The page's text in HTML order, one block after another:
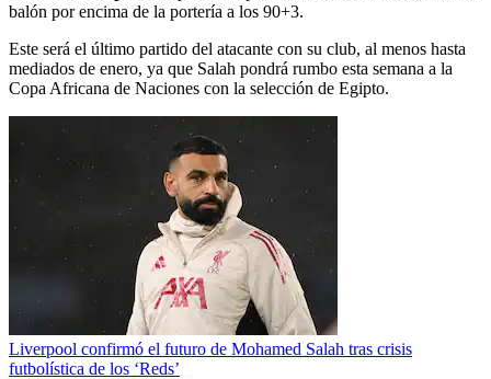
balón por encima de la portería a los 90+3.
Este será el último partido del atacante con su club, al menos hasta
mediados de enero, ya que Salah pondrá rumbo esta semana a la
Copa Africana de Naciones con la selección de Egipto.
Liverpool confirmó el futuro de Mohamed Salah tras crisis
futbolística de los ‘Reds’